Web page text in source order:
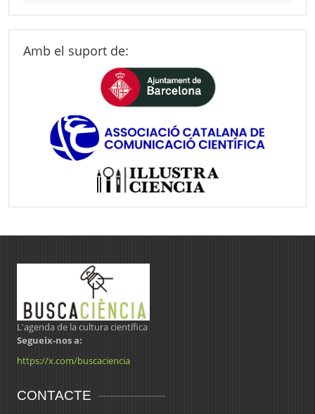
Amb el suport de:
L'agenda de la cultura científica
Segueix-nos a:
https://x.com/buscaciencia
CONTACTE